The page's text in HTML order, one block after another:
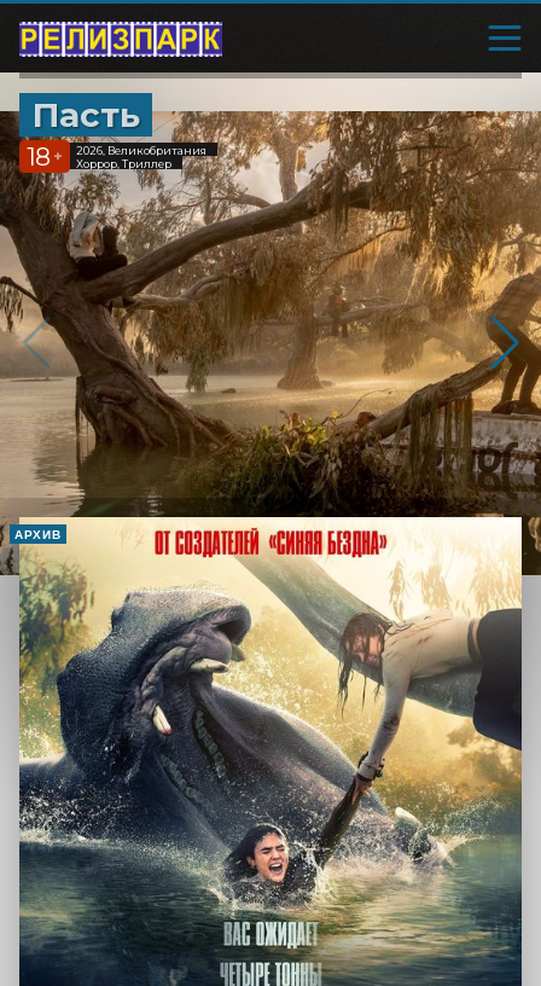
Пасть
18 +
2026, Великобритания
Хоррор, Триллер
АРХИВ